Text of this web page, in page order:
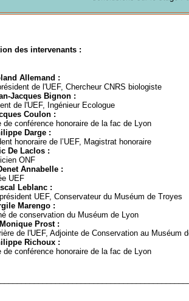
des intervenants :
Allemand :
de l'UEF, Chercheur CNRS biologiste
Jacques Bignon :
de l'UEF, Ingénieur Ecologue
Coulon :
de conférence honoraire de la fac de Lyon
Darge :
honoraire de l’UEF, Magistrat honoraire
De Laclos :
ONF
Annabelle :
UEF
Leblanc :
UEF, Conservateur du Muséum de Troyes
Marengo :
de conservation du Muséum de Lyon
Prost :
de l'UEF, Adjointe de Conservation au Muséum
Richoux :
de conférence honoraire de la fac de Lyon